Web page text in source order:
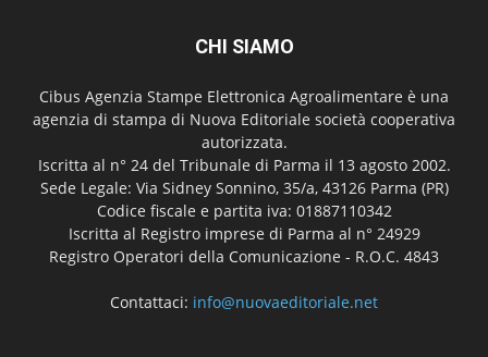
CHI SIAMO
Cibus Agenzia Stampe Elettronica Agroalimentare è una
agenzia di stampa di Nuova Editoriale società cooperativa
autorizzata.
Iscritta al n° 24 del Tribunale di Parma il 13 agosto 2002.
Sede Legale: Via Sidney Sonnino, 35/a, 43126 Parma (PR)
Codice fiscale e partita iva: 01887110342
Iscritta al Registro imprese di Parma al n° 24929
Registro Operatori della Comunicazione - R.O.C. 4843
Contattaci: info@nuovaeditoriale.net